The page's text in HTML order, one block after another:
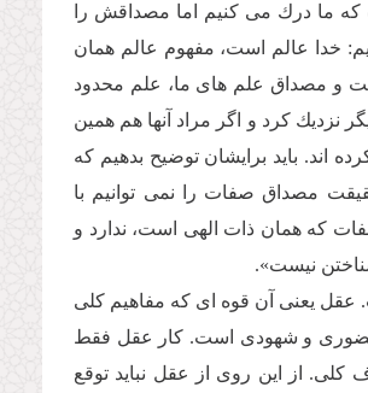
ما درك مى كنیم اما مصداقش را
خدا عالم است، مفهوم عالم همان
و مصداق علم هاى ما، علم محدود
نزدیك كرد و اگر مراد آنها هم همین
اند. باید برایشان توضیح بدهیم كه
مصداق صفات را نمى توانیم با
كه همان ذات الهى است، ندارد و
نیست».
یعنى آن قوه اى كه مفاهیم كلى
حضورى و شهودى است. كار عقل فقط
از این روى از عقل نباید توقع